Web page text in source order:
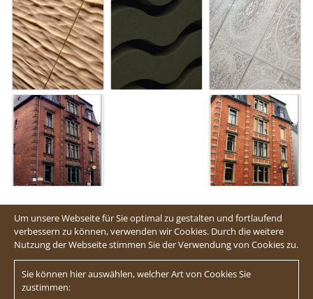
Um unsere Webseite für Sie optimal zu gestalten und fortlaufend
verbessern zu können, verwenden wir Cookies. Durch die weitere
Nutzung der Webseite stimmen Sie der Verwendung von Cookies zu.
Sie können hier auswählen, welcher Art von Cookies Sie
zustimmen: